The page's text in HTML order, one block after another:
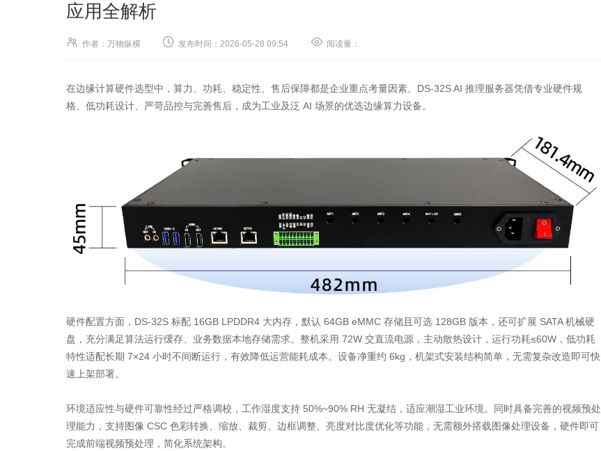
应用全解析
 作者：万物纵横  发布时间：2026-05-28 09:54  阅读量：
在边缘计算硬件选型中，算力、功耗、稳定性、售后保障都是企业重点考量因素。DS-32S AI 推理服务器凭借专业硬件规
格、低功耗设计、严苛品控与完善售后，成为工业及泛 AI 场景的优选边缘算力设备。
硬件配置方面，DS-32S 标配 16GB LPDDR4 大内存，默认 64GB eMMC 存储且可选 128GB 版本，还可扩展 SATA 机械硬
盘，充分满足算法运行缓存、业务数据本地存储需求。整机采用 72W 交直流电源，主动散热设计，运行功耗≤60W，低功耗
特性适配长期 7×24 小时不间断运行，有效降低运营能耗成本。设备净重约 6kg，机架式安装结构简单，无需复杂改造即可快
速上架部署。
环境适应性与硬件可靠性经过严格调校，工作湿度支持 50%~90% RH 无凝结，适应潮湿工业环境。同时具备完善的视频预处
理能力，支持图像 CSC 色彩转换、缩放、裁剪、边框调整、亮度对比度优化等功能，无需额外搭载图像处理设备，硬件即可
完成前端视频预处理，简化系统架构。